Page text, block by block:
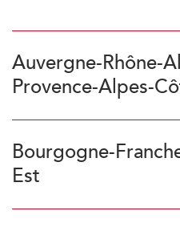
Auvergne-Rhône-
Provence-Alpes-
Saint-Rambert, 42), École
au-Mont-d’Or, 69), École
58)
• Provence-Alpes-Côte
Bourgogne-
Est
Dubuis – Luzy (58), Collège